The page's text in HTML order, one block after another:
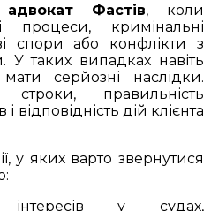
адвокат Фастів, коли
кримінальні
спори або конфлікти з
таких випадках навіть
серйозні наслідки.
правильність
дій клієнта
у яких варто звернутися
інтересів у судах,